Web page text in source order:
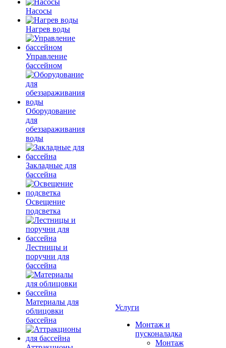
Насосы
Нагрев воды
Управление
бассейном
Оборудование
для
обеззараживания
воды
Закладные для
бассейна
Освещение
подсветка
Лестницы и
поручни для
бассейна
Материалы для
облицовки
бассейна
Услуги
Монтаж и
пусконаладка
Монтаж